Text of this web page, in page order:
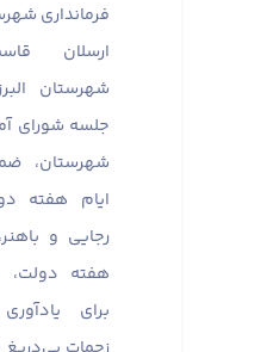
فرمانداری
ارسلان
شهرستان
جلسه شورای
شهرستان،
ایام هفته
رجایی و
هفته دولت،
برای